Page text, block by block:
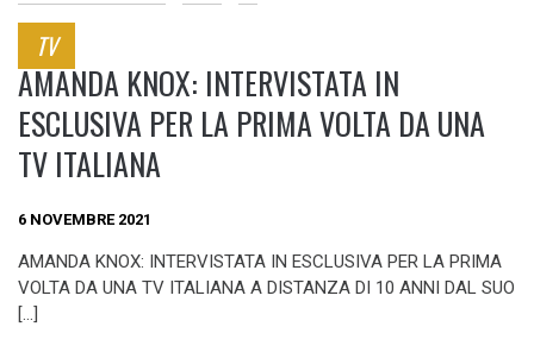
TV
AMANDA KNOX: INTERVISTATA IN
ESCLUSIVA PER LA PRIMA VOLTA DA UNA
TV ITALIANA
6 NOVEMBRE 2021
AMANDA KNOX: INTERVISTATA IN ESCLUSIVA PER LA PRIMA
VOLTA DA UNA TV ITALIANA A DISTANZA DI 10 ANNI DAL SUO
[…]